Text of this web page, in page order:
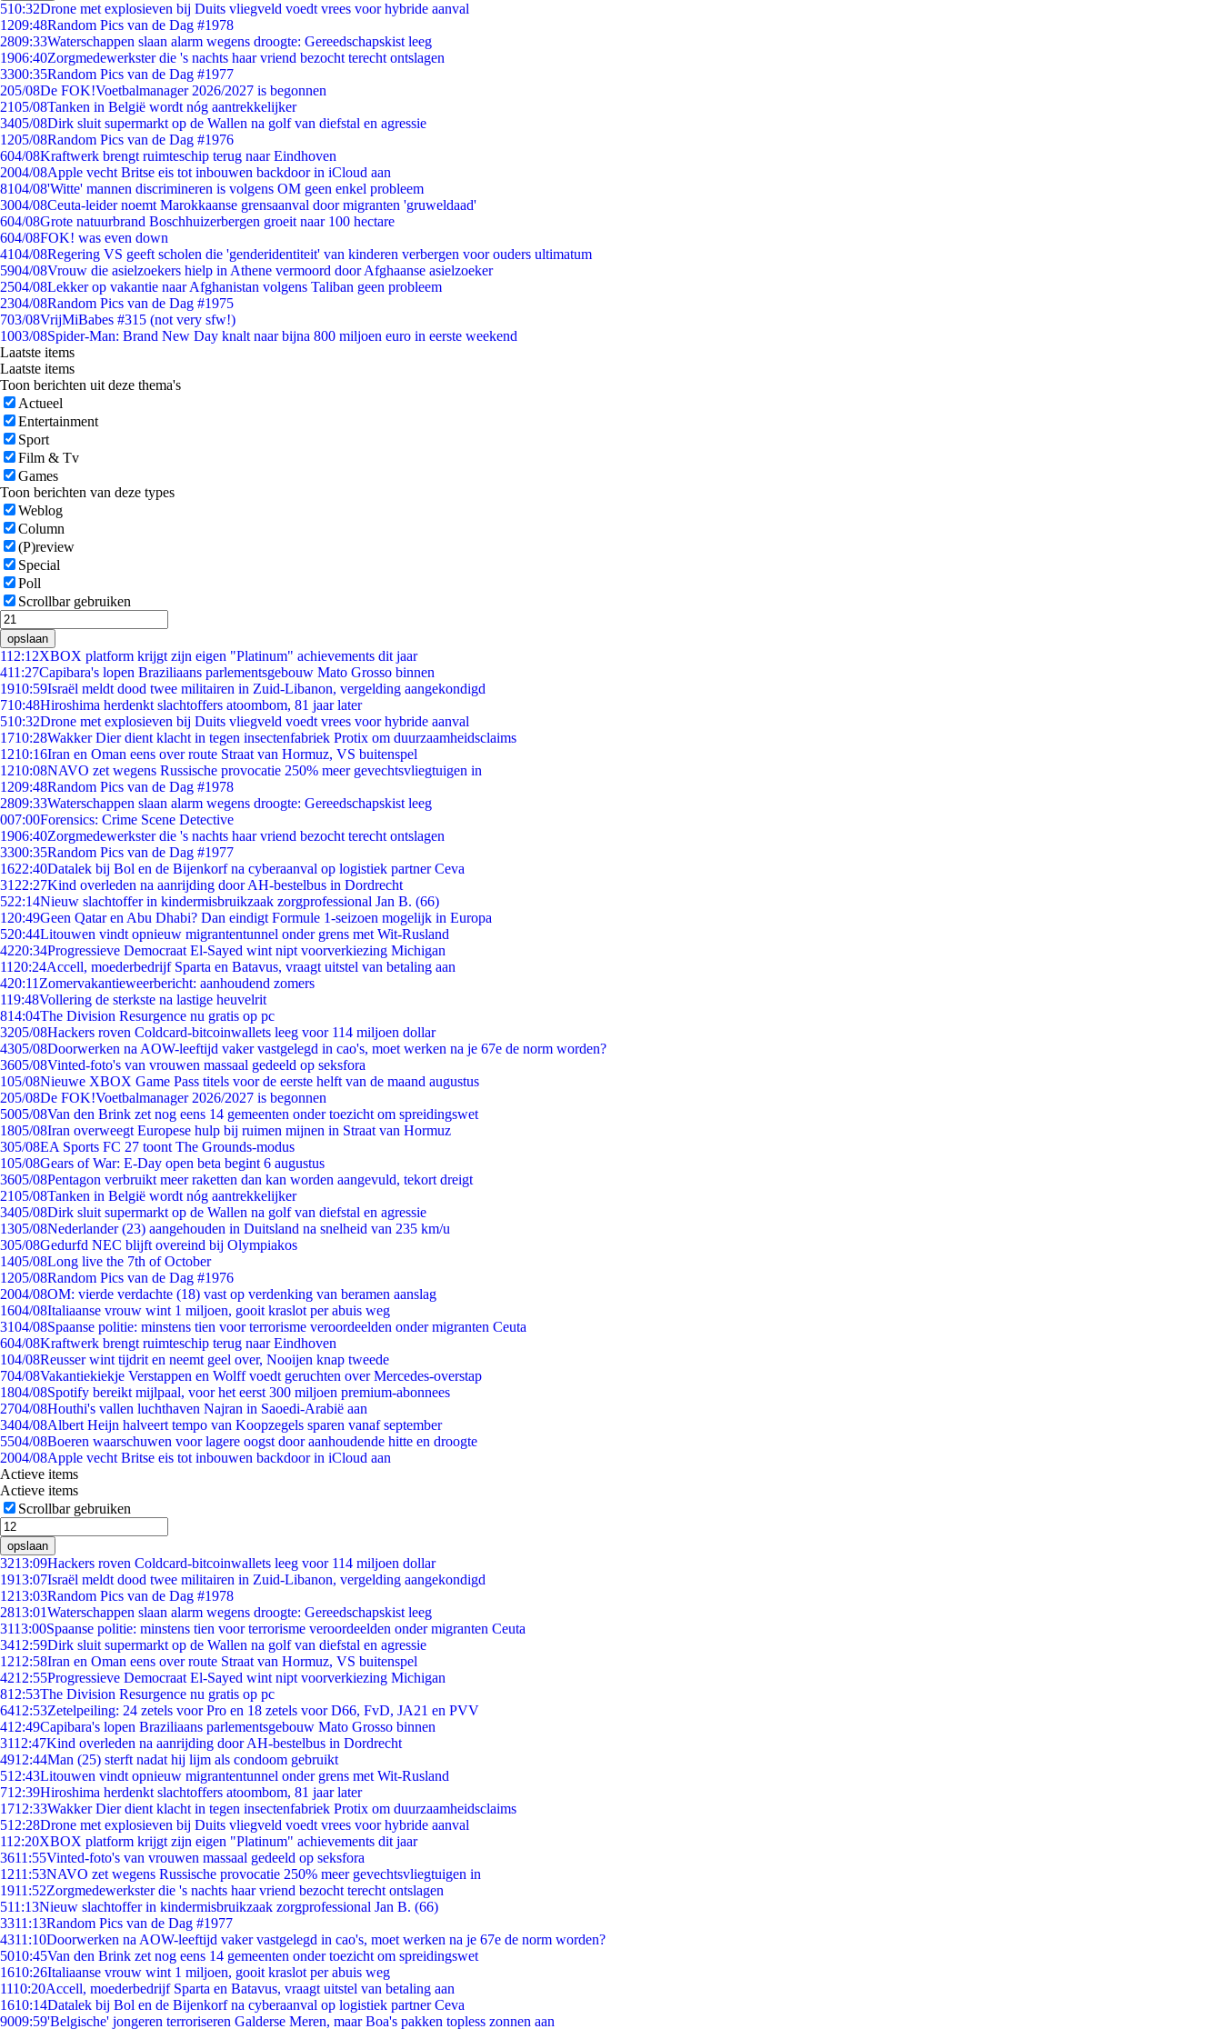
510:32Drone met explosieven bij Duits vliegveld voedt vrees voor hybride aanval
1209:48Random Pics van de Dag #1978
2809:33Waterschappen slaan alarm wegens droogte: Gereedschapskist leeg
1906:40Zorgmedewerkster die 's nachts haar vriend bezocht terecht ontslagen
3300:35Random Pics van de Dag #1977
205/08De FOK!Voetbalmanager 2026/2027 is begonnen
2105/08Tanken in België wordt nóg aantrekkelijker
3405/08Dirk sluit supermarkt op de Wallen na golf van diefstal en agressie
1205/08Random Pics van de Dag #1976
604/08Kraftwerk brengt ruimteschip terug naar Eindhoven
2004/08Apple vecht Britse eis tot inbouwen backdoor in iCloud aan
8104/08'Witte' mannen discrimineren is volgens OM geen enkel probleem
3004/08Ceuta-leider noemt Marokkaanse grensaanval door migranten 'gruweldaad'
604/08Grote natuurbrand Boschhuizerbergen groeit naar 100 hectare
604/08FOK! was even down
4104/08Regering VS geeft scholen die 'genderidentiteit' van kinderen verbergen voor ouders ultimatum
5904/08Vrouw die asielzoekers hielp in Athene vermoord door Afghaanse asielzoeker
2504/08Lekker op vakantie naar Afghanistan volgens Taliban geen probleem
2304/08Random Pics van de Dag #1975
703/08VrijMiBabes #315 (not very sfw!)
1003/08Spider-Man: Brand New Day knalt naar bijna 800 miljoen euro in eerste weekend
Laatste items
Laatste items
Toon berichten uit deze thema's
Actueel
Entertainment
Sport
Film & Tv
Games
Toon berichten van deze types
Weblog
Column
(P)review
Special
Poll
Scrollbar gebruiken
opslaan
112:12XBOX platform krijgt zijn eigen "Platinum" achievements dit jaar
411:27Capibara's lopen Braziliaans parlementsgebouw Mato Grosso binnen
1910:59Israël meldt dood twee militairen in Zuid-Libanon, vergelding aangekondigd
710:48Hiroshima herdenkt slachtoffers atoombom, 81 jaar later
510:32Drone met explosieven bij Duits vliegveld voedt vrees voor hybride aanval
1710:28Wakker Dier dient klacht in tegen insectenfabriek Protix om duurzaamheidsclaims
1210:16Iran en Oman eens over route Straat van Hormuz, VS buitenspel
1210:08NAVO zet wegens Russische provocatie 250% meer gevechtsvliegtuigen in
1209:48Random Pics van de Dag #1978
2809:33Waterschappen slaan alarm wegens droogte: Gereedschapskist leeg
007:00Forensics: Crime Scene Detective
1906:40Zorgmedewerkster die 's nachts haar vriend bezocht terecht ontslagen
3300:35Random Pics van de Dag #1977
1622:40Datalek bij Bol en de Bijenkorf na cyberaanval op logistiek partner Ceva
31 22:27Kind overleden na aanrijding door AH-bestelbus in Dordrecht
522:14Nieuw slachtoffer in kindermisbruikzaak zorgprofessional Jan B. (66)
1 20:49Geen Qatar en Abu Dhabi? Dan eindigt Formule 1-seizoen mogelijk in Europa
520:44Litouwen vindt opnieuw migrantentunnel onder grens met Wit-Rusland
4220:34Progressieve Democraat El-Sayed wint nipt voorverkiezing Michigan
11 20:24Accell, moederbedrijf Sparta en Batavus, vraagt uitstel van betaling aan
420:11 Zomervakantieweerbericht: aanhoudend zomers
119:48Vollering de sterkste na lastige heuvelrit
814:04The Division Resurgence nu gratis op pc
3205/08Hackers roven Coldcard-bitcoinwallets leeg voor 114 miljoen dollar
4305/08Doorwerken na AOW-leeftijd vaker vastgelegd in cao's, moet werken na je 67e de norm worden?
3605/08Vinted-foto's van vrouwen massaal gedeeld op seksfora
105/08Nieuwe XBOX Game Pass titels voor de eerste helft van de maand augustus
205/08De FOK!Voetbalmanager 2026/2027 is begonnen
5005/08Van den Brink zet nog eens 14 gemeenten onder toezicht om spreidingswet
1805/08Iran overweegt Europese hulp bij ruimen mijnen in Straat van Hormuz
305/08EA Sports FC 27 toont The Grounds-modus
105/08Gears of War: E-Day open beta begint 6 augustus
3605/08Pentagon verbruikt meer raketten dan kan worden aangevuld, tekort dreigt
2105/08Tanken in België wordt nóg aantrekkelijker
3405/08Dirk sluit supermarkt op de Wallen na golf van diefstal en agressie
1305/08Nederlander (23) aangehouden in Duitsland na snelheid van 235 km/u
305/08Gedurfd NEC blijft overeind bij Olympiakos
1405/08Long live the 7th of October
1205/08Random Pics van de Dag #1976
2004/08OM: vierde verdachte (18) vast op verdenking van beramen aanslag
1604/08Italiaanse vrouw wint 1 miljoen, gooit kraslot per abuis weg
3104/08Spaanse politie: minstens tien voor terrorisme veroordeelden onder migranten Ceuta
604/08Kraftwerk brengt ruimteschip terug naar Eindhoven
104/08Reusser wint tijdrit en neemt geel over, Nooijen knap tweede
704/08Vakantiekiekje Verstappen en Wolff voedt geruchten over Mercedes-overstap
1804/08Spotify bereikt mijlpaal, voor het eerst 300 miljoen premium-abonnees
2704/08Houthi's vallen luchthaven Najran in Saoedi-Arabië aan
3404/08Albert Heijn halveert tempo van Koopzegels sparen vanaf september
5504/08Boeren waarschuwen voor lagere oogst door aanhoudende hitte en droogte
2004/08Apple vecht Britse eis tot inbouwen backdoor in iCloud aan
Actieve items
Actieve items
Scrollbar gebruiken
opslaan
3213:09Hackers roven Coldcard-bitcoinwallets leeg voor 114 miljoen dollar
1913:07Israël meldt dood twee militairen in Zuid-Libanon, vergelding aangekondigd
1213:03Random Pics van de Dag #1978
2813:01Waterschappen slaan alarm wegens droogte: Gereedschapskist leeg
3113:00Spaanse politie: minstens tien voor terrorisme veroordeelden onder migranten Ceuta
3412:59Dirk sluit supermarkt op de Wallen na golf van diefstal en agressie
1212:58Iran en Oman eens over route Straat van Hormuz, VS buitenspel
4212:55Progressieve Democraat El-Sayed wint nipt voorverkiezing Michigan
812:53The Division Resurgence nu gratis op pc
6412:53Zetelpeiling: 24 zetels voor Pro en 18 zetels voor D66, FvD, JA21 en PVV
412:49Capibara's lopen Braziliaans parlementsgebouw Mato Grosso binnen
3112:47Kind overleden na aanrijding door AH-bestelbus in Dordrecht
4912:44Man (25) sterft nadat hij lijm als condoom gebruikt
512:43Litouwen vindt opnieuw migrantentunnel onder grens met Wit-Rusland
712:39Hiroshima herdenkt slachtoffers atoombom, 81 jaar later
1712:33Wakker Dier dient klacht in tegen insectenfabriek Protix om duurzaamheidsclaims
512:28Drone met explosieven bij Duits vliegveld voedt vrees voor hybride aanval
112:20XBOX platform krijgt zijn eigen "Platinum" achievements dit jaar
3611:55Vinted-foto's van vrouwen massaal gedeeld op seksfora
1211:53NAVO zet wegens Russische provocatie 250% meer gevechtsvliegtuigen in
1911:52Zorgmedewerkster die 's nachts haar vriend bezocht terecht ontslagen
511:13Nieuw slachtoffer in kindermisbruikzaak zorgprofessional Jan B. (66)
3311:13Random Pics van de Dag #1977
4311:10Doorwerken na AOW-leeftijd vaker vastgelegd in cao's, moet werken na je 67e de norm worden?
5010:45Van den Brink zet nog eens 14 gemeenten onder toezicht om spreidingswet
1610:26Italiaanse vrouw wint 1 miljoen, gooit kraslot per abuis weg
1110:20Accell, moederbedrijf Sparta en Batavus, vraagt uitstel van betaling aan
1610:14Datalek bij Bol en de Bijenkorf na cyberaanval op logistiek partner Ceva
9009:59'Belgische' jongeren terroriseren Galderse Meren, maar Boa's pakken topless zonnen aan